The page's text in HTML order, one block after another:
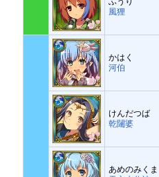
風狸
かはく
河伯
けんだつば
乾闥婆
あめのみく